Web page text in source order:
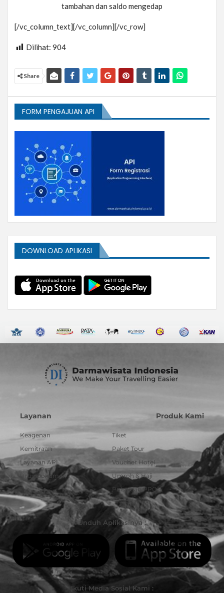
tambahan dan saldo mengedap
[/vc_column_text][/vc_column][/vc_row]
Dilihat: 904
Share
FORM PENGAJUAN API
DOWNLOAD APLIKASI
Layanan
Keagenan
Kemitraan
Layanan API
Urus Dokumen
Produk Kami
Tiket
Paket Tour
Voucher Hotel
Umroh & Haji
Pulsa dan PPOB
Unduh Aplikasinya :
Ikuti Media Sosial Kami :